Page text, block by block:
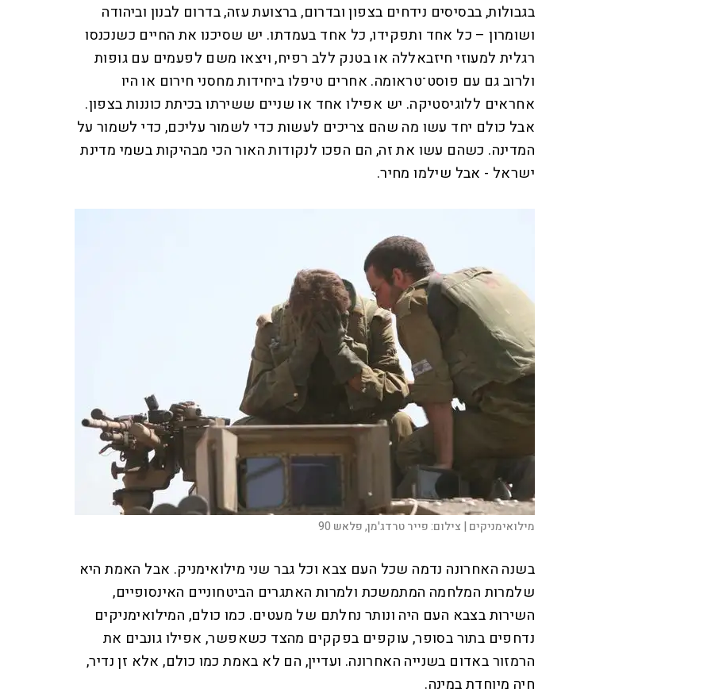
בגבולות, בבסיסים נידחים בצפון ובדרום, ברצועת עזה, בדרום לבנון וביהודה
ושומרון – כל אחד ותפקידו, כל אחד בעמדתו. יש שסיכנו את החיים כשנכנסו
רגלית למעוזי חיזבאללה או בטנק ללב רפיח, ויצאו משם לפעמים עם גופות
ולרוב גם עם פוסט־טראומה. אחרים טיפלו ביחידות מחסני חירום או היו
אחראים ללוגיסטיקה. יש אפילו אחד או שניים ששירתו בכיתת כוננות בצפון.
אבל כולם יחד עשו מה שהם צריכים לעשות כדי לשמור עליכם, כדי לשמור על
המדינה. כשהם עשו את זה, הם הפכו לנקודות האור הכי מבהיקות בשמי מדינת
ישראל - אבל שילמו מחיר.
מילואימניקים | צילום:פייר טרדג'מן, פלאש 90
בשנה האחרונה נדמה שכל העם צבא וכל גבר שני מילואימניק. אבל האמת היא
שלמרות המלחמה המתמשכת ולמרות האתגרים הביטחוניים האינסופיים,
השירות בצבא העם היה ונותר נחלתם של מעטים. כמו כולם, המילואימניקים
נדחפים בתור בסופר, עוקפים בפקקים מהצד כשאפשר, אפילו גונבים את
הרמזור באדום בשנייה האחרונה. ועדיין, הם לא באמת כמו כולם, אלא זן נדיר,
חיה מיוחדת במינה.